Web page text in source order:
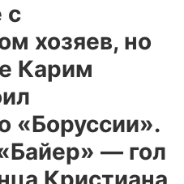
с
хозяев, но
Карим
«Боруссии».
— гол